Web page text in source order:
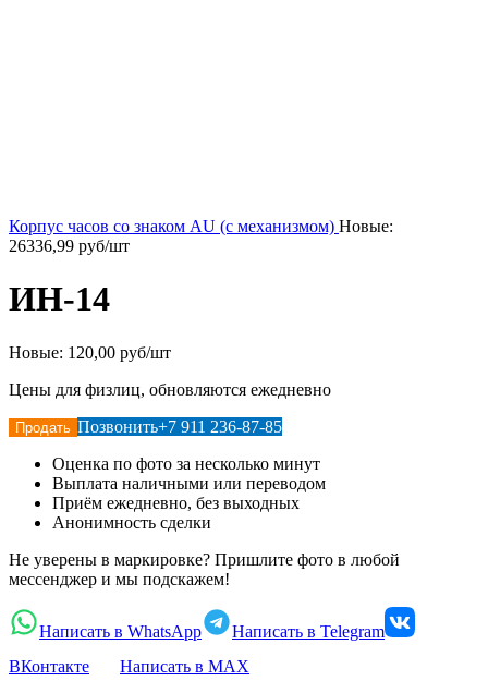
Корпус часов со знаком AU (с механизмом) Новые:
26336,99 руб/шт
ИН-14
Новые: 120,00 руб/шт
Цены для физлиц, обновляются ежедневно
Продать Позвонить+7 911 236-87-85
Оценка по фото за несколько минут
Выплата наличными или переводом
Приём ежедневно, без выходных
Анонимность сделки
Не уверены в маркировке? Пришлите фото в любой
мессенджер и мы подскажем!
Написать в WhatsApp
Написать в Telegram
ВКонтакте
Написать в MAX